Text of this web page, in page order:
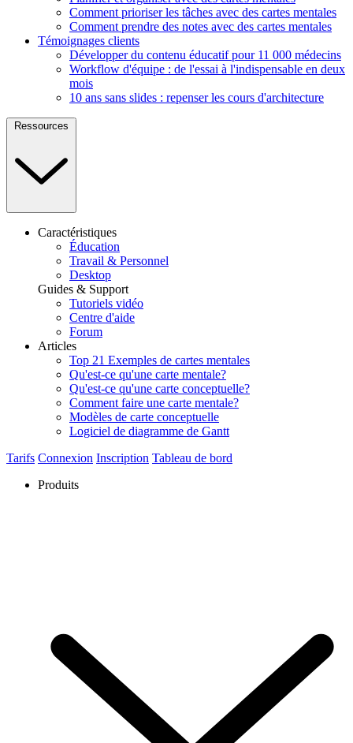
Comment prioriser les tâches avec des cartes mentales
Comment prendre des notes avec des cartes mentales
Témoignages clients
Développer du contenu éducatif pour 11 000 médecins
Workflow d'équipe : de l'essai à l'indispensable en deux
mois
10 ans sans slides : repenser les cours d'architecture
Ressources
Caractéristiques
Éducation
Travail & Personnel
Desktop
Guides & Support
Tutoriels vidéo
Centre d'aide
Forum
Articles
Top 21 Exemples de cartes mentales
Qu'est-ce qu'une carte mentale?
Qu'est-ce qu'une carte conceptuelle?
Comment faire une carte mentale?
Modèles de carte conceptuelle
Logiciel de diagramme de Gantt
Tarifs Connexion Inscription Tableau de bord
Produits